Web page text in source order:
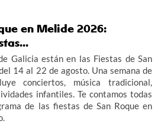
en Melide 2026:
Galicia están en las Fiestas de San
14 al 22 de agosto. Una semana de
conciertos, música tradicional,
infantiles. Te contamos todas
de las fiestas de San Roque en